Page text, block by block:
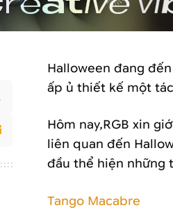
Halloween đang
ấp ủ thiết kế một
Hôm nay,RGB xin
liên quan đến
đầu thể hiện những
Tango Macabre